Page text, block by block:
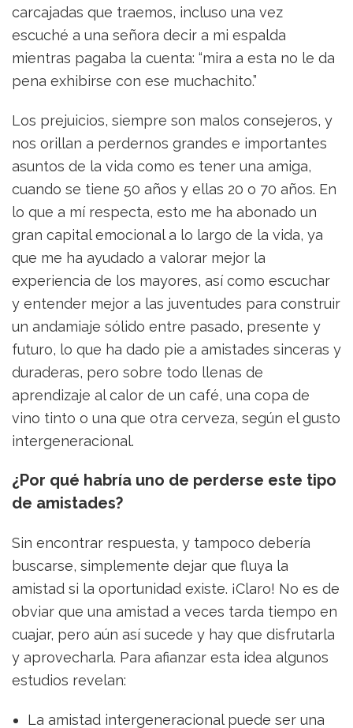
carcajadas que traemos, incluso una vez
escuché a una señora decir a mi espalda
mientras pagaba la cuenta: “mira a esta no le da
pena exhibirse con ese muchachito.”
Los prejuicios, siempre son malos consejeros, y
nos orillan a perdernos grandes e importantes
asuntos de la vida como es tener una amiga,
cuando se tiene 50 años y ellas 20 o 70 años. En
lo que a mí respecta, esto me ha abonado un
gran capital emocional a lo largo de la vida, ya
que me ha ayudado a valorar mejor la
experiencia de los mayores, así como escuchar
y entender mejor a las juventudes para construir
un andamiaje sólido entre pasado, presente y
futuro, lo que ha dado pie a amistades sinceras y
duraderas, pero sobre todo llenas de
aprendizaje al calor de un café, una copa de
vino tinto o una que otra cerveza, según el gusto
intergeneracional.
¿Por qué habría uno de perderse este tipo
de amistades?
Sin encontrar respuesta, y tampoco debería
buscarse, simplemente dejar que fluya la
amistad si la oportunidad existe. ¡Claro! No es de
obviar que una amistad a veces tarda tiempo en
cuajar, pero aún así sucede y hay que disfrutarla
y aprovecharla. Para afianzar esta idea algunos
estudios revelan:
La amistad intergeneracional puede ser una